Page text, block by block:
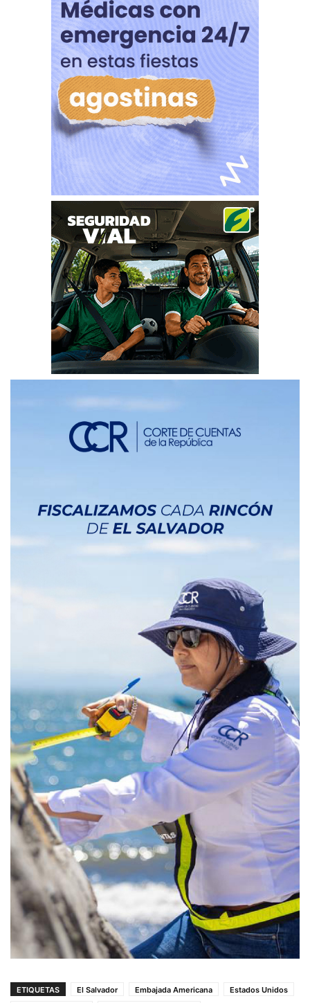
ETIQUETAS El Salvador Embajada Americana
Estados Unidos